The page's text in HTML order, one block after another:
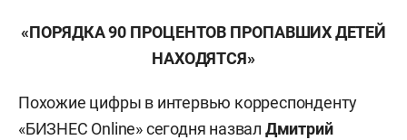
«ПОРЯДКА 90 ПРОЦЕНТОВ ПРОПАВШИХ ДЕТЕЙ
НАХОДЯТСЯ»
Похожие цифры в интервью корреспонденту
«БИЗНЕС Online» сегодня назвал Дмитрий